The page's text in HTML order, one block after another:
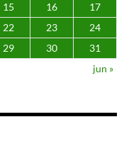
15 16
17
22 23
24
29 30
31
jun »